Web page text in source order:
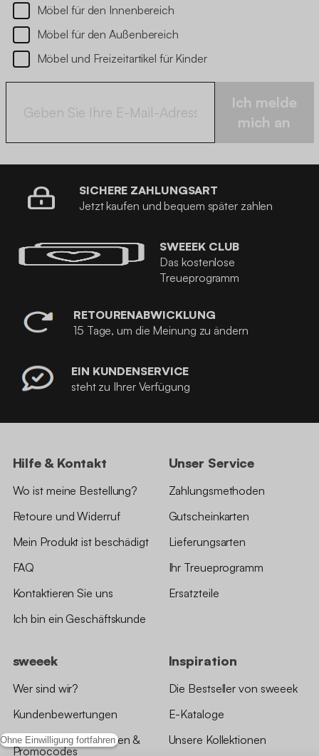
Ohne Einwilligung fortfahren
Möbel für den Innenbereich
Möbel für den Außenbereich
Möbel und Freizeitartikel für Kinder
Ich melde
mich an
SICHERE ZAHLUNGSART
Jetzt kaufen und bequem später zahlen
SWEEEK CLUB
Das kostenlose
Treueprogramm
RETOURENABWICKLUNG
15 Tage, um die Meinung zu ändern
EIN KUNDENSERVICE
steht zu Ihrer Verfügung
Hilfe & Kontakt
Wo ist meine Bestellung?
Retoure und Widerruf
Mein Produkt ist beschädigt
FAQ
Kontaktieren Sie uns
Ich bin ein Geschäftskunde
Unser Service
Zahlungsmethoden
Gutscheinkarten
Lieferungsarten
Ihr Treueprogramm
Ersatzteile
sweeek
Wer sind wir?
Kundenbewertungen
*Angebotsbedingungen &
Promocodes
Inspiration
Die Bestseller von sweeek
E-Kataloge
Unsere Kollektionen